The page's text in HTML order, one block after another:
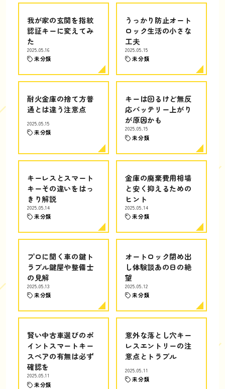
我が家の玄関を指紋
認証キーに変えてみ
た
2025.05.16
未分類
うっかり防止オート
ロック生活の小さな
工夫
2025.05.15
未分類
耐火金庫の捨て方普
通とは違う注意点
2025.05.15
未分類
キーは回るけど無反
応バッテリー上がり
が原因かも
2025.05.15
未分類
キーレスとスマート
キーその違いをはっ
きり解説
2025.05.14
未分類
金庫の廃棄費用相場
と安く抑えるための
ヒント
2025.05.14
未分類
プロに聞く車の鍵ト
ラブル鍵屋や整備士
の見解
2025.05.13
未分類
オートロック閉め出
し体験談あの日の絶
望
2025.05.12
未分類
賢い中古車選びのポ
イントスマートキー
スペアの有無は必ず
確認を
2025.05.11
未分類
意外な落とし穴キー
レスエントリーの注
意点とトラブル
2025.05.11
未分類